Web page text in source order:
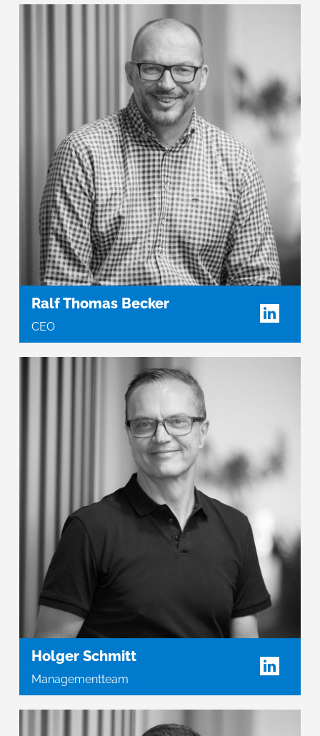
Ralf Thomas Becker
CEO
Holger Schmitt
Managementteam